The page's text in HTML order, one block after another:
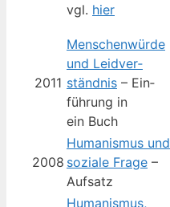
vgl. hier
2011
Men­schen­wür­de
und Leid­ver­
ständ­nis – Ein­
füh­rung in
ein Buch
2008
Huma­nis­mus und
sozia­le Fra­ge –
Aufsatz
Huma­nis­mus,